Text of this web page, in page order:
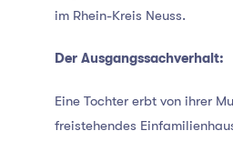
im Rhein-Kreis Neuss.
Der Ausgangssachverhalt:
Eine Tochter erbt von ihrer
freistehendes